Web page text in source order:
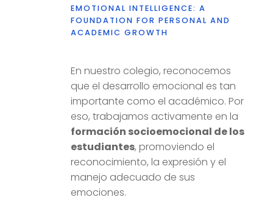
EMOTIONAL INTELLIGENCE: A
FOUNDATION FOR PERSONAL AND
ACADEMIC GROWTH
En nuestro colegio, reconocemos
que el desarrollo emocional es tan
importante como el académico. Por
eso, trabajamos activamente en la
formación socioemocional de los
estudiantes, promoviendo el
reconocimiento, la expresión y el
manejo adecuado de sus
emociones.